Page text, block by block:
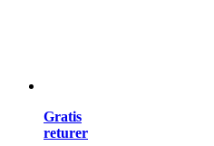
Gratis
returer